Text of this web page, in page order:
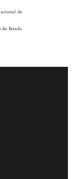
de
do Estado